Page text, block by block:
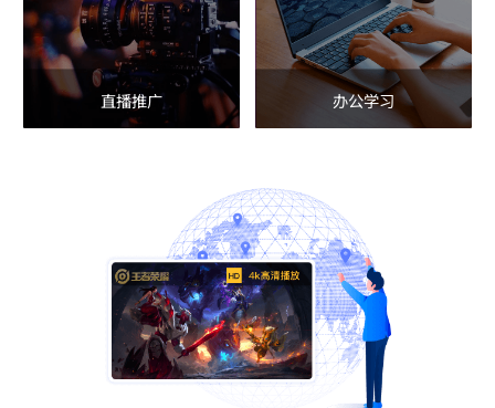
直播推广 办公学习